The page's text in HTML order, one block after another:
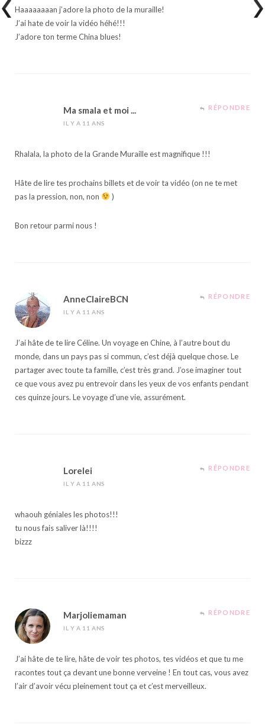
Haaaaaaaan j’adore la photo de la muraille!
J’ai hate de voir la vidéo héhé!!!
J’adore ton terme China blues!
Ma smala et moi ...
IL Y A 11 ANS
RÉPONDRE
Rhalala, la photo de la Grande Muraille est magnifique !!!
Hâte de lire tes prochains billets et de voir ta vidéo (on ne te met
pas la pression, non, non
)
Bon retour parmi nous !
AnneClaireBCN
IL Y A 11 ANS
RÉPONDRE
J’ai hâte de te lire Céline. Un voyage en Chine, à l’autre bout du
monde, dans un pays pas si commun, c’est déjà quelque chose. Le
partager avec toute ta famille, c’est très grand. J’ose imaginer tout
ce que vous avez pu entrevoir dans les yeux de vos enfants pendant
ces quinze jours. Le voyage d’une vie, assurément.
Lorelei
IL Y A 11 ANS
RÉPONDRE
whaouh géniales les photos!!!
tu nous fais saliver là!!!!
bizzz
Marjoliemaman
IL Y A 11 ANS
RÉPONDRE
J’ai hâte de te lire, hâte de voir tes photos, tes vidéos et que tu me
racontes tout ça devant une bonne verveine ! En tout cas, vous avez
l’air d’avoir vécu pleinement tout ça et c’est merveilleux.